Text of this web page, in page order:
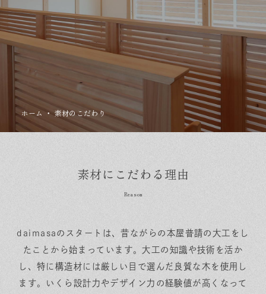
ホーム ・ 素材のこだわり
素材にこだわる理由
daimasaのスタートは、昔ながらの本屋普請の大工をし
たことから始まっています。大工の知識や技術を活か
し、特に構造材には厳しい目で選んだ良質な木を使用し
ます。いくら設計力やデザイン力の経験値が高くなって
保証とサポート
ヒノキプロジェクト
よくある質問
お客様の声
スタッフ紹介
採用情報
資料請求
お問い合わせ